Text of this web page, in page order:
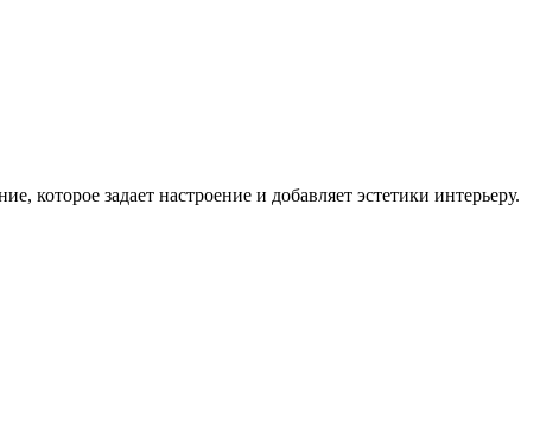
задает настроение и добавляет эстетики интерьеру.